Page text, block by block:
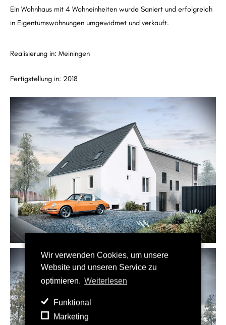
Wir verwenden Cookies, um unsere
Website und unseren Service zu
optimieren. Weiterlesen
Funktional
Marketing
Ein Wohnhaus mit 4 Wohneinheiten wurde Saniert und erfolgreich
in Eigentumswohnungen umgewidmet und verkauft.
Realisierung in: Meiningen
Fertigstellung in: 2018